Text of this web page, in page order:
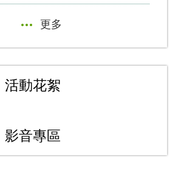
更多
活動花絮
影音專區